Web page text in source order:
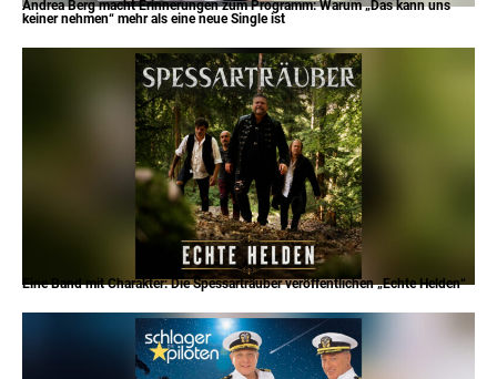
Andrea Berg macht Erinnerungen zum Programm: Warum „Das kann uns
keiner nehmen“ mehr als eine neue Single ist
Eine Band mit Charakter: Die Spessarträuber veröffentlichen „Echte Helden“